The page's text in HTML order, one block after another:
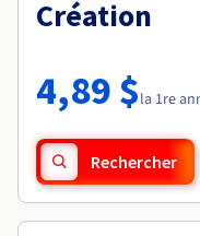
Tarifs
Roadmap & Changelog
Roadmap & Changelog
Création
4,89 $la 1re
Rechercher